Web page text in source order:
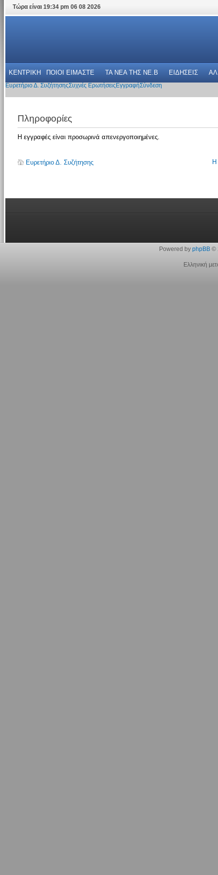
Τώρα είναι 19:34 pm 06 08 2026
ΚΕΝΤΡΙΚΗ ΠΟΙΟΙ ΕΙΜΑΣΤΕ ΤΑ ΝΕΑ THΣ NE.B ΕΙΔΗΣΕΙΣ
Ευρετήριο Δ. ΣυζήτησηςΣυχνές Ερωτήσεις ΕγγραφήΣύνδεση
Πληροφορίες
Η εγγραφές είναι προσωρινά απενεργοποιημένες.
Ευρετήριο Δ. Συζήτησης Η
Powered by phpBB©
Ελληνική